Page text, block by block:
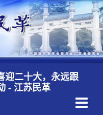
迎二十大，永远跟
- 江苏民革